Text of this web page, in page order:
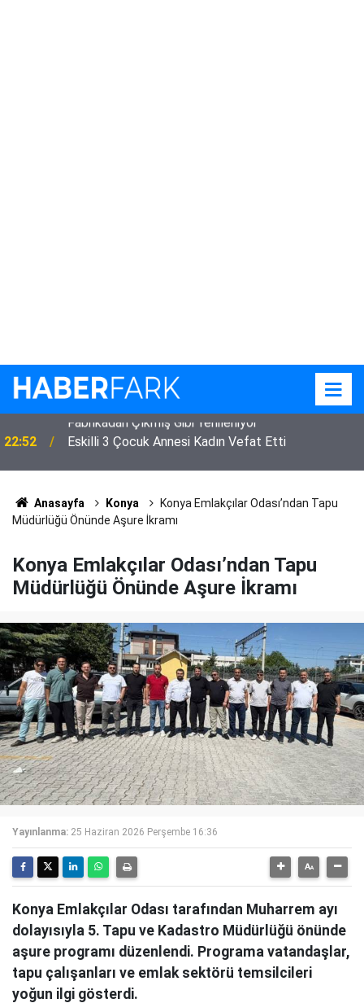
22:52 Eskilli 3 Çocuk Annesi Kadın Vefat Etti
Anasayfa Konya
Konya Emlakçılar Odası’ndan Tapu
Müdürlüğü Önünde Aşure İkramı
Konya Emlakçılar Odası’ndan Tapu
Müdürlüğü Önünde Aşure İkramı
Yayınlanma: 25 Haziran 2026 Perşembe 16:36
Konya Emlakçılar Odası tarafından Muharrem ayı
dolayısıyla 5. Tapu ve Kadastro Müdürlüğü önünde
aşure programı düzenlendi. Programa vatandaşlar,
tapu çalışanları ve emlak sektörü temsilcileri
yoğun ilgi gösterdi.